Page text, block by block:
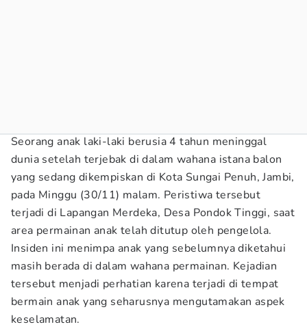
Seorang anak laki-laki berusia 4 tahun meninggal
dunia setelah terjebak di dalam wahana istana balon
yang sedang dikempiskan di Kota Sungai Penuh, Jambi,
pada Minggu (30/11) malam. Peristiwa tersebut
terjadi di Lapangan Merdeka, Desa Pondok Tinggi, saat
area permainan anak telah ditutup oleh pengelola.
Insiden ini menimpa anak yang sebelumnya diketahui
masih berada di dalam wahana permainan. Kejadian
tersebut menjadi perhatian karena terjadi di tempat
bermain anak yang seharusnya mengutamakan aspek
keselamatan.